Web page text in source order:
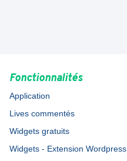
Fonctionnalités
Application
Lives commentés
Widgets gratuits
Widgets - Extension Wordpress